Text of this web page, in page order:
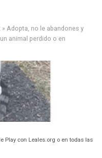
» Adopta, no le abandones y
animal perdido o en
Play con Leales.org o en todas las